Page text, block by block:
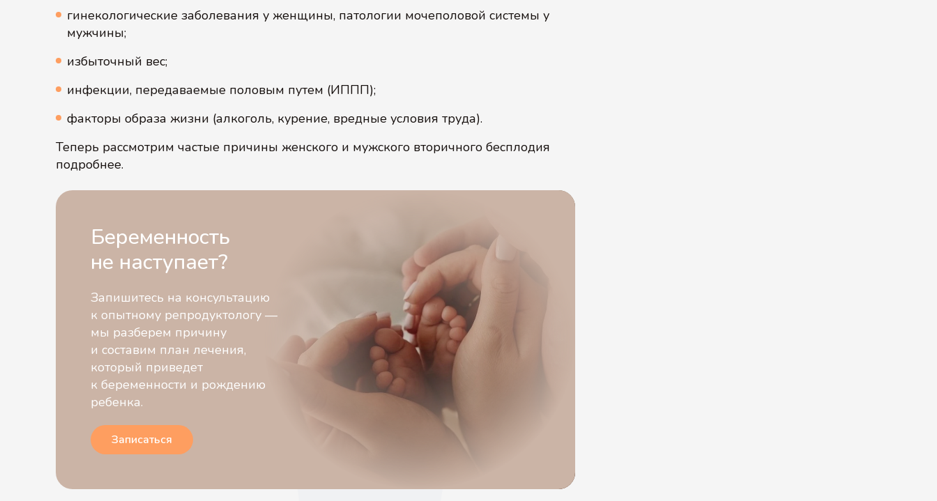
гинекологические заболевания у женщины, патологии мочеполовой системы у
мужчины;
избыточный вес;
инфекции, передаваемые половым путем (ИППП);
факторы образа жизни (алкоголь, курение, вредные условия труда).
Теперь рассмотрим частые причины женского и мужского вторичного бесплодия
подробнее.
Беременность
не наступает?
Запишитесь на консультацию
к опытному репродуктологу —
мы разберем причину
и составим план лечения,
который приведет
к беременности и рождению
ребенка.
Записаться